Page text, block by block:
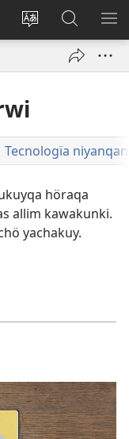
Päginapa
idiömanta
jukman
Cuentëkiman
yëkuy
ventana)
JW.ORG
Tecnologïa niyanqan
höraqa
allim kawakunki.
yachakuy.